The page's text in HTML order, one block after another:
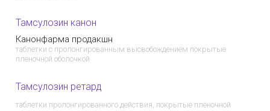
Тамсулозин канон
Канонфарма продакшн
таблетки с пролонгированным высвобождением покрытые
пленочной оболочкой
Тамсулозин ретард
таблетки пролонгированного действия, покрытые пленочной